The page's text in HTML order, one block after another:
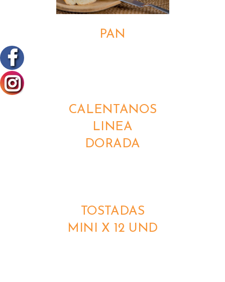
PAN
CALENTANOS
LINEA
DORADA
TOSTADAS
MINI X 12 UND